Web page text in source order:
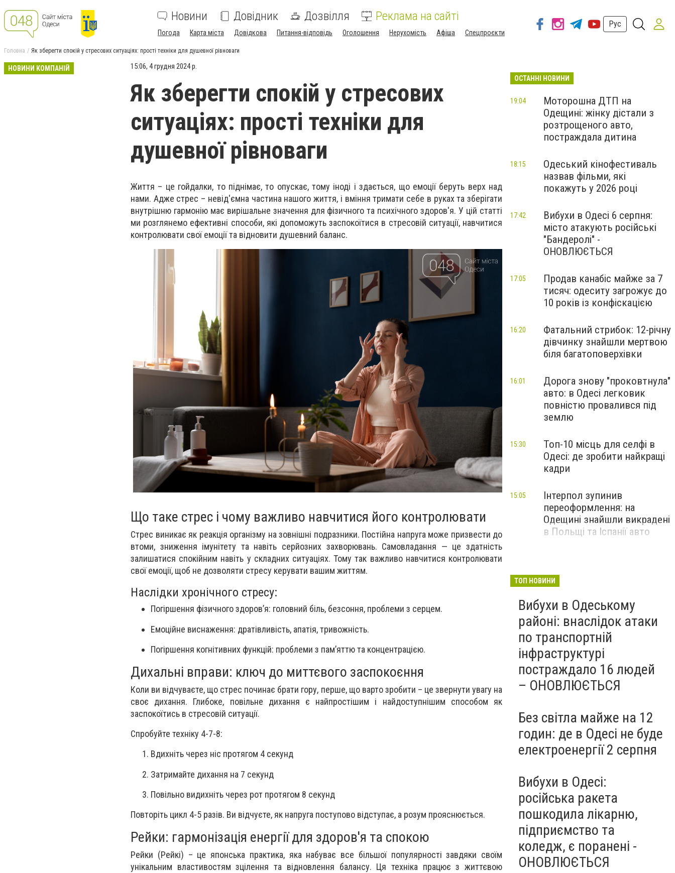
Новини Довідник Дозвілля Реклама на сайті
Погода Карта міста Довідкова Питання-відповідь Оголошення Нерухомість Афіша Спецпроєкти
Рус
Головна Як зберегти спокій у стресових ситуаціях: прості техніки для душевної рівноваги
НОВИНИ КОМПАНІЙ 15:06, 4 грудня 2024 р.
Як зберегти спокій у стресових
ситуаціях: прості техніки для
душевної рівноваги
Життя – це гойдалки, то піднімає, то опускає, тому іноді і здається, що емоції беруть верх над
нами. Адже стрес – невід'ємна частина нашого життя, і вміння тримати себе в руках та зберігати
внутрішню гармонію має вирішальне значення для фізичного та психічного здоров'я. У цій статті
ми розглянемо ефективні способи, які допоможуть заспокоїтися в стресовій ситуації, навчитися
контролювати свої емоції та відновити душевний баланс.
Що таке стрес і чому важливо навчитися його контролювати
Стрес виникає як реакція організму на зовнішні подразники. Постійна напруга може призвести до
втоми, зниження імунітету та навіть серйозних захворювань. Самовладання — це здатність
залишатися спокійним навіть у складних ситуаціях. Тому так важливо навчитися контролювати
свої емоції, щоб не дозволяти стресу керувати вашим життям.
Наслідки хронічного стресу:
Погіршення фізичного здоров’я: головний біль, безсоння, проблеми з серцем.
Емоційне виснаження: дратівливість, апатія, тривожність.
Погіршення когнітивних функцій: проблеми з пам’яттю та концентрацією.
Дихальні вправи: ключ до миттєвого заспокоєння
Коли ви відчуваєте, що стрес починає брати гору, перше, що варто зробити – це звернути увагу на
своє дихання. Глибоке, повільне дихання є найпростішим і найдоступнішим способом як
заспокоїтись в стресовій ситуації.
Спробуйте техніку 4-7-8:
Вдихніть через ніс протягом 4 секунд
Затримайте дихання на 7 секунд
Повільно видихніть через рот протягом 8 секунд
Повторіть цикл 4-5 разів. Ви відчуєте, як напруга поступово відступає, а розум прояснюється.
Рейки: гармонізація енергії для здоров'я та спокою
Рейки (Рейкі) – це японська практика, яка набуває все більшої популярності завдяки своїм
унікальним властивостям зцілення та відновлення балансу. Ця техніка працює з життєвою
ОСТАННІ НОВИНИ
Моторошна ДТП на
Одещині: жінку дістали з
розтрощеного авто,
постраждала дитина
19:04
Одеський кінофестиваль
назвав фільми, які
покажуть у 2026 році
18:15
Вибухи в Одесі 6 серпня:
місто атакують російські
"Бандеролі" -
ОНОВЛЮЄТЬСЯ
17:42
Продав канабіс майже за 7
тисяч: одеситу загрожує до
10 років із конфіскацією
17:05
Фатальний стрибок: 12-річну
дівчинку знайшли мертвою
біля багатоповерхівки
16:20
Дорога знову "проковтнула"
авто: в Одесі легковик
повністю провалився під
землю
16:01
Топ-10 місць для селфі в
Одесі: де зробити найкращі
кадри
15:30
Інтерпол зупинив
переоформлення: на
Одещині знайшли викрадені
в Польщі та Іспанії авто
15:05
ТОП НОВИНИ
Вибухи в Одеському
районі: внаслідок атаки
по транспортній
інфраструктурі
постраждало 16 людей
– ОНОВЛЮЄТЬСЯ
Без світла майже на 12
годин: де в Одесі не буде
електроенергії 2 серпня
Вибухи в Одесі:
російська ракета
пошкодила лікарню,
підприємство та
коледж, є поранені -
ОНОВЛЮЄТЬСЯ